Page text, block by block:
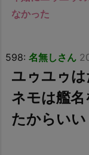
なかった
598: 名無しさん
ユゥユゥ
ネモは艦
たからいい